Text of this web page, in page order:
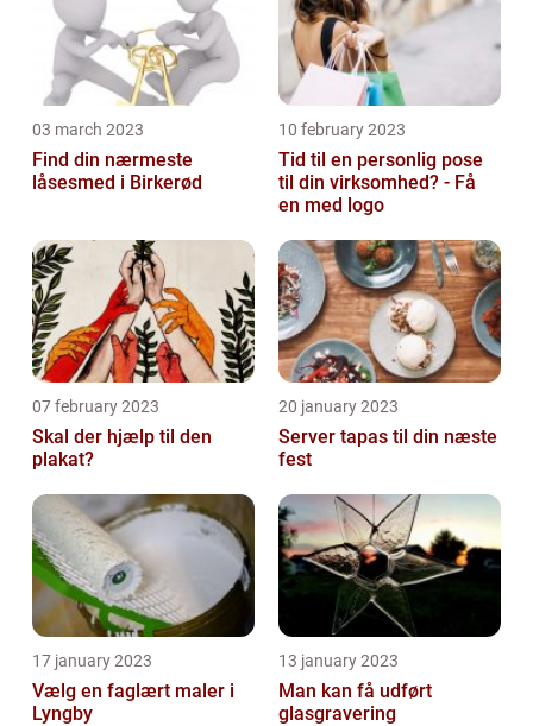
03 march 2023
Find din nærmeste
låsesmed i Birkerød
10 february 2023
Tid til en personlig pose
til din virksomhed? - Få
en med logo
07 february 2023
Skal der hjælp til den
plakat?
20 january 2023
Server tapas til din næste
fest
17 january 2023
Vælg en faglært maler i
Lyngby
13 january 2023
Man kan få udført
glasgravering